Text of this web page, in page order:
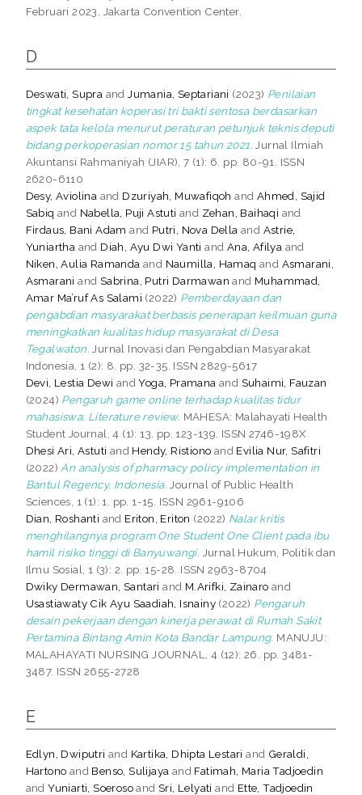
Februari 2023, Jakarta Convention Center.
D
Deswati, Supra andJumania, Septariani (2023) Penilaian
tingkat kesehatan koperasi tri bakti sentosa berdasarkan
aspek tata kelola menurut peraturan petunjuk teknis deputi
bidang perkoperasian nomor 15 tahun 2021. Jurnal Ilmiah
Akuntansi Rahmaniyah (JIAR), 7 (1): 6. pp. 80-91. ISSN
2620-6110
Desy, Aviolina and Dzuriyah, Muwafiqoh and Ahmed, Sajid
Sabiq and Nabella, Puji Astuti and Zehan, Baihaqi and
Firdaus, Bani Adam and Putri, Nova Della and Astrie,
Yuniartha and Diah, Ayu Dwi Yanti and Ana, Afilya and
Niken, Aulia Ramanda and Naumilla, Hamaq and Asmarani,
Asmarani and Sabrina, Putri Darmawan and Muhammad,
Amar Ma’ruf As Salami (2022) Pemberdayaan dan
pengabdian masyarakat berbasis penerapan keilmuan guna
meningkatkan kualitas hidup masyarakat di Desa
Tegalwaton. Jurnal Inovasi dan Pengabdian Masyarakat
Indonesia, 1 (2): 8. pp. 32-35. ISSN 2829-5617
Devi, Lestia Dewi andYoga, Pramana and Suhaimi, Fauzan
(2024) Pengaruh game online terhadap kualitas tidur
mahasiswa: Literature review. MAHESA: Malahayati Health
Student Journal, 4 (1): 13. pp. 123-139. ISSN 2746-198X
Dhesi Ari, Astuti and Hendy, Ristiono and Evilia Nur, Safitri
(2022) An analysis of pharmacy policy implementation in
Bantul Regency, Indonesia. Journal of Public Health
Sciences, 1 (1): 1. pp. 1-15. ISSN 2961-9106
Dian, Roshanti and Eriton, Eriton (2022) Nalar kritis
menghilangnya program One Student One Client pada ibu
hamil risiko tinggi di Banyuwangi. Jurnal Hukum, Politik dan
Ilmu Sosial, 1 (3): 2. pp. 15-28. ISSN 2963-8704
Dwiky Dermawan, Santari and M.Arifki, Zainaro and
Usastiawaty Cik Ayu Saadiah, Isnainy (2022) Pengaruh
desain pekerjaan dengan kinerja perawat di Rumah Sakit
Pertamina Bintang Amin Kota Bandar Lampung. MANUJU:
MALAHAYATI NURSING JOURNAL, 4 (12): 26. pp. 3481-
3487. ISSN 2655-2728
E
Edlyn, Dwiputri and Kartika, Dhipta Lestari and Geraldi,
Hartono and Benso, Sulijaya and Fatimah, Maria Tadjoedin
andYuniarti, SoerosoandSri, Lelyati and Ette, Tadjoedin